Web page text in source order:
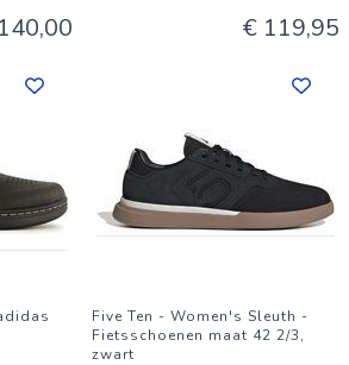
€ 119,95
Five Ten - Women's Sleuth -
Fietsschoenen maat 42 2/3,
zwart